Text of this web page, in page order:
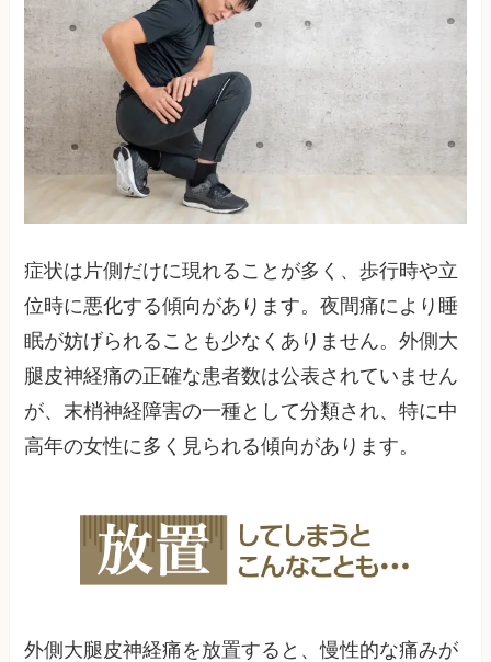
症状は片側だけに現れることが多く、歩行時や立
位時に悪化する傾向があります。夜間痛により睡
眠が妨げられることも少なくありません。外側大
腿皮神経痛の正確な患者数は公表されていません
が、末梢神経障害の一種として分類され、特に中
高年の女性に多く見られる傾向があります。
外側大腿皮神経痛を放置すると、慢性的な痛みが